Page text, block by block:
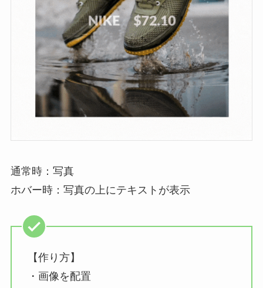
通常時：写真
ホバー時：写真の上にテキストが表示
【作り方】
・画像を配置